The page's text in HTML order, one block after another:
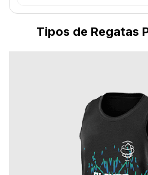
Tipos de Regatas